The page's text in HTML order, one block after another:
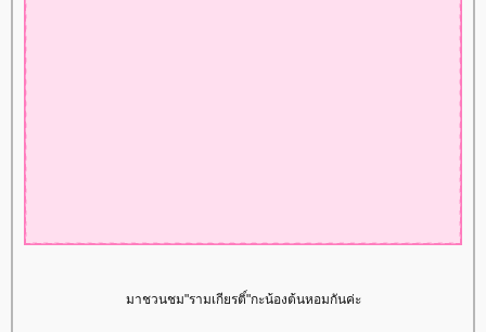
มาชวนชม"รามเกียรติ์"กะน้องต้นหอมกันค่ะ